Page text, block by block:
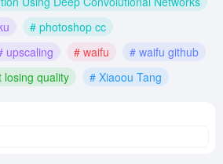
# photoshop cc
upscaling # waifu
# waifu github
losing quality # Xiaoou Tang